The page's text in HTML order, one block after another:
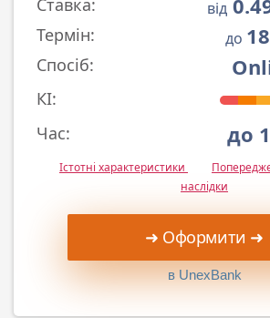
від
Термін: до
Спосіб:
КІ:
Час:
до
Істотні характеристики
наслідки
➜ Оформити ➜
в UnexBank